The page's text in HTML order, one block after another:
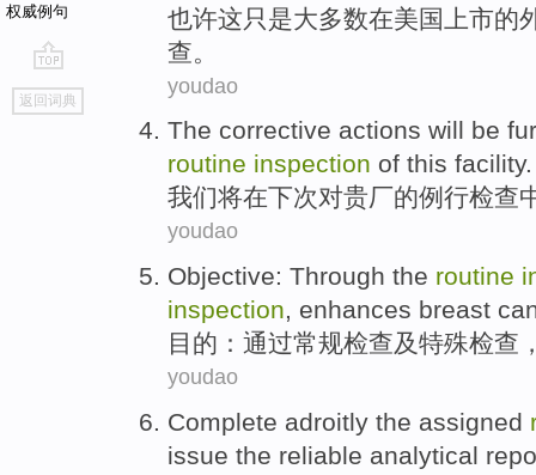
权威例句
go
top
返回词典
也许这 只是大多数在美国 上市的
查 。
youdao
The corrective actions will be
routine inspection of this facility.
我们将在下次对贵厂的例行检查
youdao
Objective: Through the routine
inspection, enhances breast
目的 ： 通过常规检查及特殊检查
youdao
Complete adroitly the assigned
issue the reliable analytical